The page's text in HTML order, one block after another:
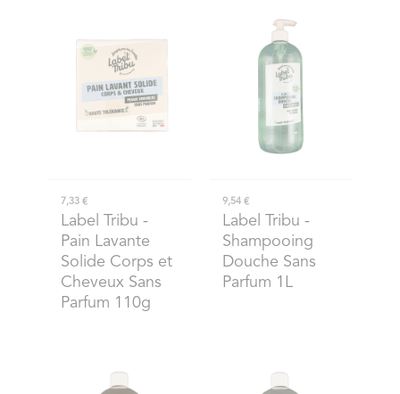
7,33 €
Label Tribu -
Pain Lavante
Solide Corps et
Cheveux Sans
Parfum 110g
9,54 €
Label Tribu -
Shampooing
Douche Sans
Parfum 1L